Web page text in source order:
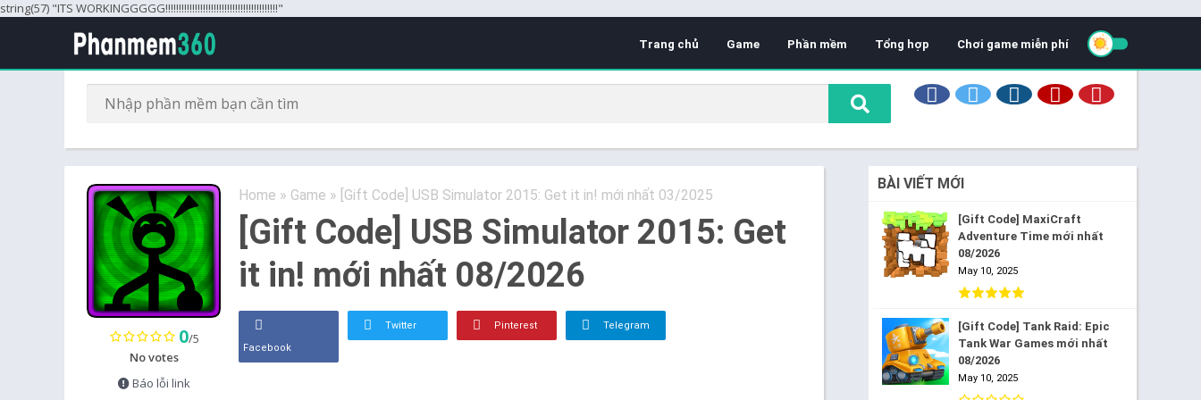
string(57) "ITS WORKINGGGGG!!!!!!!!!!!!!!!!!!!!!!!!!!!!!!!!!!!!!!!!!!"
Trang chủ Game Phần mềm Tổng hợp Chơi game miễn phí
Home » Game » [Gift Code] USB Simulator 2015: Get it in! mới nhất 03/2025
[Gift Code] USB Simulator 2015: Get
it in! mới nhất 08/2026
0/5
No votes
Báo lỗi link
Facebook
Twitter Pinterest Telegram
BÀI VIẾT MỚI
[Gift Code] MaxiCraft
Adventure Time mới nhất
08/2026
May 10, 2025
[Gift Code] Tank Raid: Epic
Tank War Games mới nhất
08/2026
May 10, 2025